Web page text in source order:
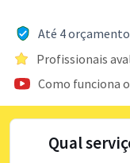
Até 4
Profissionais
Como funciona
Qual